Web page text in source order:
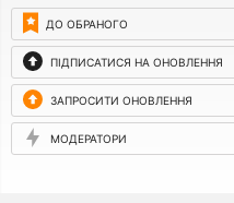
ДО ОБРАНОГО
ПІДПИСАТИСЯ НА ОНОВЛЕННЯ
ЗАПРОСИТИ ОНОВЛЕННЯ
МОДЕРАТОРИ